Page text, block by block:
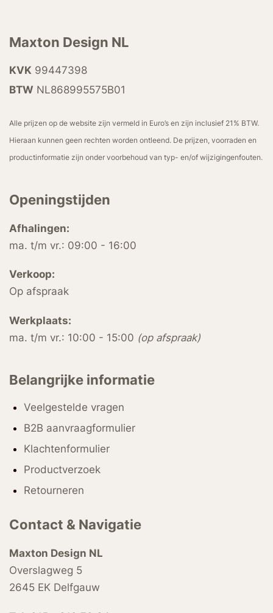
Maxton Design NL
KVK 99447398
BTW NL868995575B01
Alle prijzen op de website zijn vermeld in Euro’s en zijn inclusief 21% BTW.
Hieraan kunnen geen rechten worden ontleend. De prijzen, voorraden en
productinformatie zijn onder voorbehoud van typ- en/of wijzigingenfouten.
Openingstijden
Afhalingen:
ma. t/m vr.: 09:00 - 16:00
Verkoop:
Op afspraak
Werkplaats:
ma. t/m vr.: 10:00 - 15:00 (op afspraak)
Belangrijke informatie
Veelgestelde vragen
B2B aanvraagformulier
Klachtenformulier
Productverzoek
Retourneren
Contact & Navigatie
Maxton Design NL
Overslagweg 5
2645 EK Delfgauw